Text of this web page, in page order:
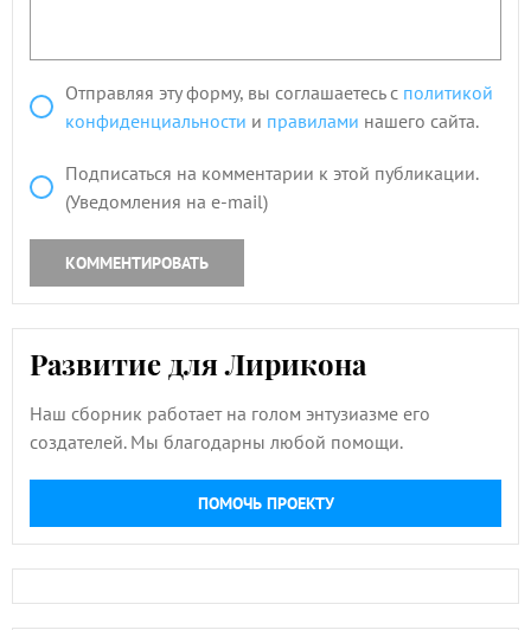
Отправляя эту форму, вы соглашаетесь с политикой
конфиденциальности и правилами нашего сайта.
Подписаться на комментарии к этой публикации.
(Уведомления на e-mail)
КОММЕНТИРОВАТЬ
Развитие для Лирикона
Наш сборник работает на голом энтузиазме его
создателей. Мы благодарны любой помощи.
ПОМОЧЬ ПРОЕКТУ